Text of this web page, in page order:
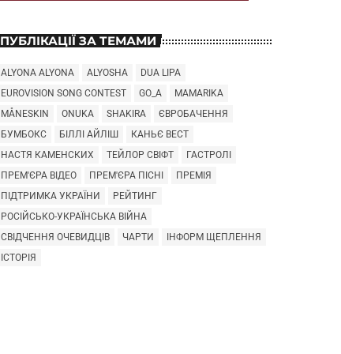
ПУБЛІКАЦІЇ ЗА ТЕМАМИ
ALYONA ALYONA ALYOSHA
DUA LIPA
EUROVISION SONG CONTEST
GO_A
MAMARIKA
MÅNESKIN
ONUKA SHAKIRA
ЄВРОБАЧЕННЯ
БУМБОКС
БІЛЛІ АЙЛІШ
КАНЬЄ ВЕСТ
НАСТЯ КАМЕНСКИХ
ТЕЙЛОР СВІФТ
ГАСТРОЛІ
ПРЕМ'ЄРА ВІДЕО
ПРЕМ'ЄРА ПІСНІ
ПРЕМІЯ
ПІДТРИМКА УКРАЇНИ
РЕЙТИНГ
РОСІЙСЬКО-УКРАЇНСЬКА ВІЙНА
СВІДЧЕННЯ ОЧЕВИДЦІВ
ЧАРТИ
ІНФОРМ ЩЕПЛЕННЯ
ІСТОРІЯ